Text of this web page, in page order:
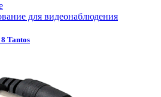
для видеонаблюдения
Tantos